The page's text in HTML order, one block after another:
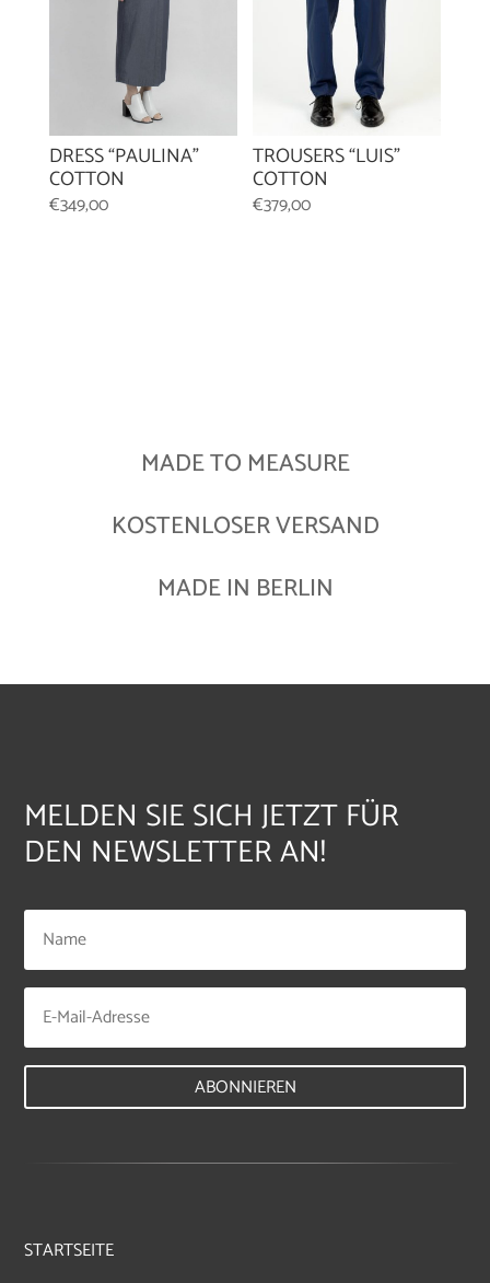
DRESS “PAULINA”
COTTON
€349,00
TROUSERS “LUIS”
COTTON
€379,00
MADE TO MEASURE
KOSTENLOSER VERSAND
MADE IN BERLIN
MELDEN SIE SICH JETZT FÜR
DEN NEWSLETTER AN!
ABONNIEREN
STARTSEITE